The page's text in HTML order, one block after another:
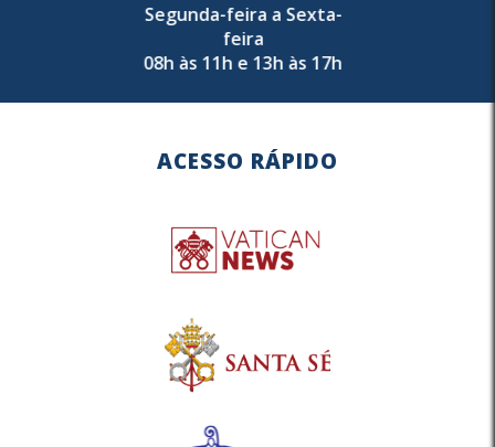
Segunda-feira a Sexta-
feira
08h às 11h e 13h às 17h
ACESSO RÁPIDO